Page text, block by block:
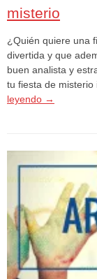
misterio
¿Quién quiere una
divertida y que
buen analista y
tu fiesta de
leyendo →